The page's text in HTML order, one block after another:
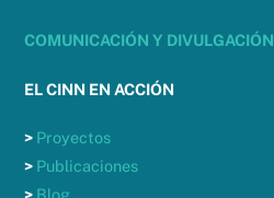
COMUNICACIÓN Y DIVULGACIÓN
EL CINN EN ACCIÓN
> Proyectos
> Publicaciones